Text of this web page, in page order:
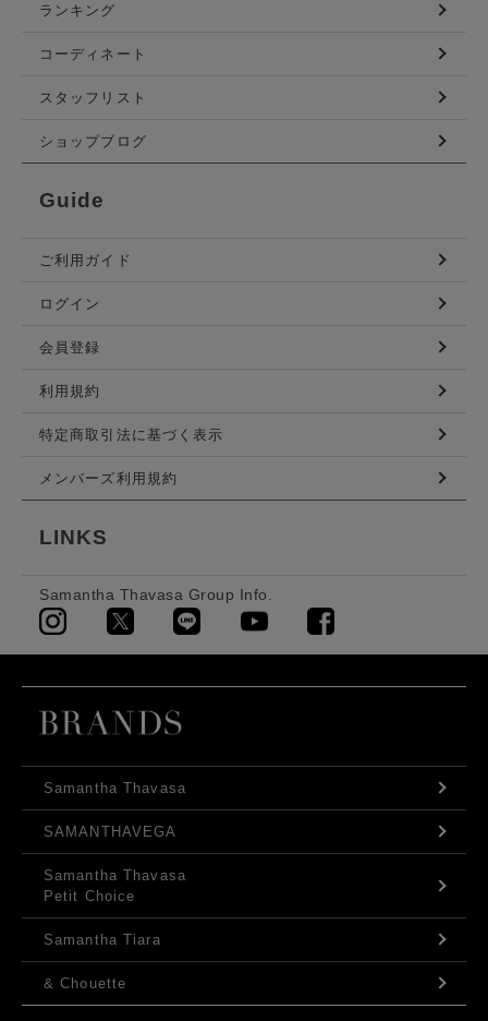
ランキング
コーディネート
スタッフリスト
ショップブログ
Guide
ご利用ガイド
ログイン
会員登録
利用規約
特定商取引法に基づく表示
メンバーズ利用規約
LINKS
Samantha Thavasa Group Info.
Samantha Thavasa
SAMANTHAVEGA
Samantha Thavasa
Petit Choice
Samantha Tiara
& Chouette